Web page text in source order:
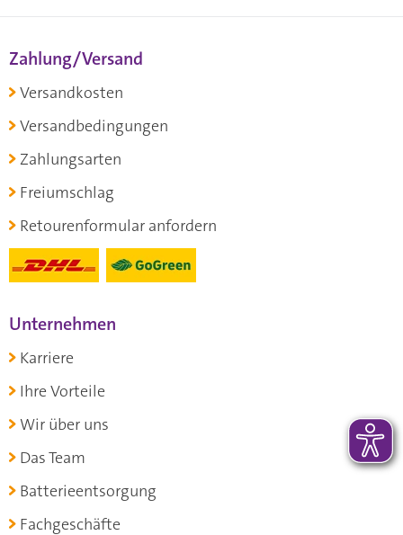
Zahlung/Versand
Versandkosten
Versandbedingungen
Zahlungsarten
Freiumschlag
Retourenformular anfordern
Unternehmen
Karriere
Ihre Vorteile
Wir über uns
Das Team
Batterieentsorgung
Fachgeschäfte